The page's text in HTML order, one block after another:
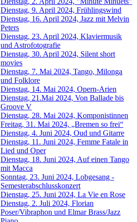
Dienstag, 9. April 2024, Frühlingswind
Dienstag, 16. April 2024, Jazz mit Melvin
Peters
Dienstag, 23. April 2024, Klaviermusik
und Astrofotografie
Dienstag, 30. April 2024, Silent short
movies
Dienstag, 7. Mai 2024, Tango, Milonga
und Folklore
Dienstag, 14. Mai 2024, Opern-Arien
Dienstag, 21.Mai 2024, Von Ballade bis
Groove V
Dienstag, 28. Mai 2024, Komponistinnen
Freitag, 31. Mai 2024, „Bremen so frei“
Dienstag, 4. Juni 2024, Oud und Gitarre
Dienstag, 11. Juni 2024, Femme Fatale in
Lied und Oper
Dienstag, 18. Juni 2024, Auf einen Tango
mit Macca
Sonntag, 23. Juni 2024, Lobgesang -
Semesterabschlusskonzert
Dienstag, 25. Juni 2024, La Vie en Rose
Dienstag, 2. Juli 2024, Florian
Poser/Vibraphon und Elmar Brass/Jazz